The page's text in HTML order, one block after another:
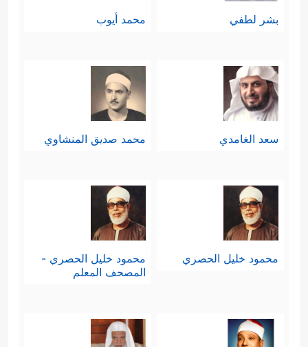
بشر لطفي محمد أيوب
سعد الغامدي محمد صديق المنشاوي
محمود خليل الحصري
محمود خليل الحصري -
المصحف المعلم